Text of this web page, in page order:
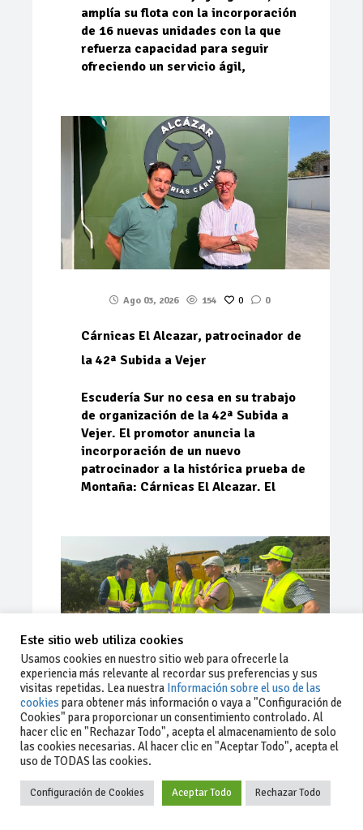
amplía su flota con la incorporación
de 16 nuevas unidades con la que
refuerza capacidad para seguir
ofreciendo un servicio ágil,
Ago 03, 2026 154 0 0
Cárnicas El Alcazar, patrocinador de
la 42ª Subida a Vejer
Escudería Sur no cesa en su trabajo
de organización de la 42ª Subida a
Vejer. El promotor anuncia la
incorporación de un nuevo
patrocinador a la histórica prueba de
Montaña: Cárnicas El Alcazar. El
Ago 03, 2026 81 0 0
La Junta implementa mejoras en la
A381 por Los Barrios
Este sitio web utiliza cookies
Usamos cookies en nuestro sitio web para ofrecerle la
experiencia más relevante al recordar sus preferencias y sus
visitas repetidas. Lea nuestra Información sobre el uso de las
cookies para obtener más información o vaya a "Configuración de
Cookies" para proporcionar un consentimiento controlado. Al
hacer clic en "Rechazar Todo", acepta el almacenamiento de solo
las cookies necesarias. Al hacer clic en "Aceptar Todo", acepta el
uso de TODAS las cookies.
Configuración de Cookies Aceptar Todo Rechazar Todo